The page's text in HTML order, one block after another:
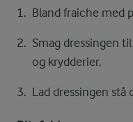
Bland fraiche med
Smag dressingen
og krydderier.
Lad dressingen